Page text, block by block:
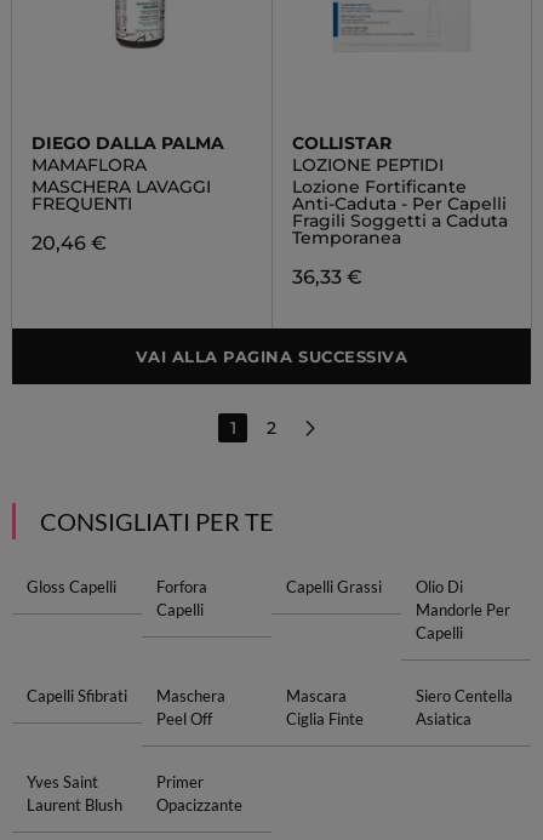
DIEGO DALLA PALMA
MAMAFLORA
MASCHERA LAVAGGI
FREQUENTI
20,46 €
COLLISTAR
LOZIONE PEPTIDI
Lozione Fortificante
Anti-Caduta - Per Capelli
Fragili Soggetti a Caduta
Temporanea
36,33 €
VAI ALLA PAGINA SUCCESSIVA
1 2
CONSIGLIATI PER TE
Gloss Capelli
Forfora
Capelli
Capelli Grassi
Olio Di
Mandorle Per
Capelli
Capelli Sfibrati
Maschera
Peel Off
Mascara
Ciglia Finte
Siero Centella
Asiatica
Yves Saint
Laurent Blush
Primer
Opacizzante